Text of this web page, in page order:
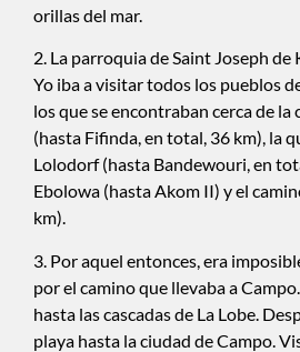
orillas del mar.
2. La parroquia de Saint Joseph
Yo iba a visitar todos los pueblos
los que se encontraban cerca de la
(hasta Fifinda, en total, 36 km), la
Lolodorf (hasta Bandewouri, en
Ebolowa (hasta Akom II) y el
km).
3. Por aquel entonces, era
por el camino que llevaba a
hasta las cascadas de La Lobe.
playa hasta la ciudad de Campo.